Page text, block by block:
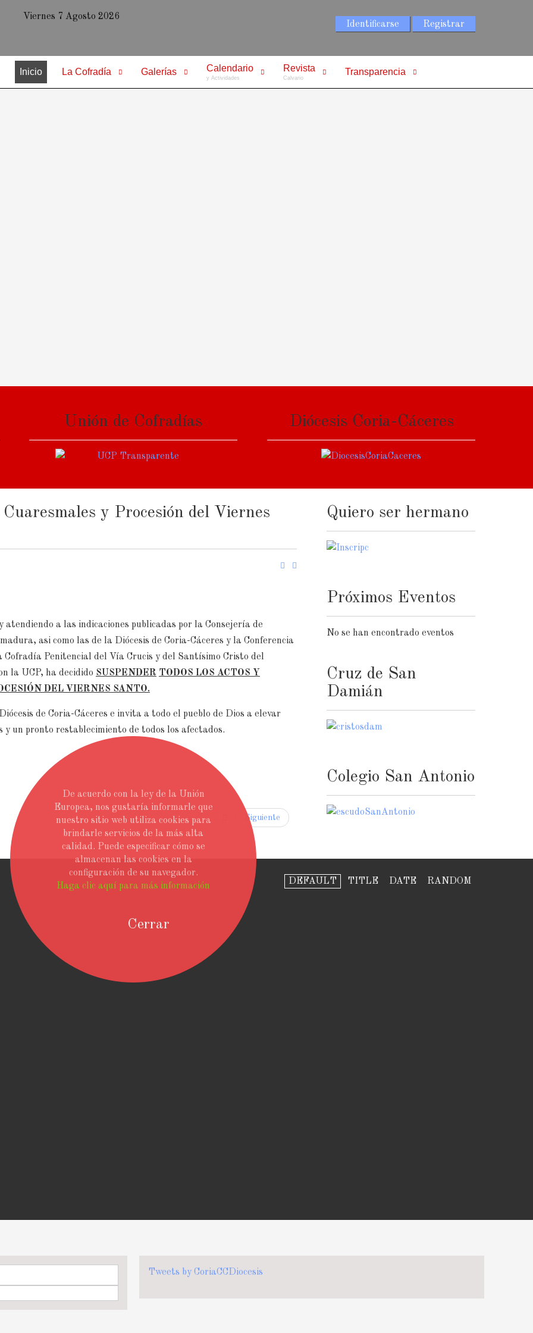
Cerrar
De acuerdo con la ley de la Unión
Europea, nos gustaría informarle que
nuestro sitio web utiliza cookies para
brindarle servicios de la más alta
calidad. Puede especificar cómo se
almacenan las cookies en la
configuración de su navegador.
Haga clic aquí para más información
Viernes 7 Agosto 2026
Identificarse
Registrar
Inicio La Cofradía Galerías Calendario
y Actividades
Revista
Calvario
Transparencia
Unión de Cofradías Diócesis Coria-Cáceres
y Procesión del Viernes
a las indicaciones publicadas por la Consejería de
asi como las de la Diócesis de Coria-Cáceres y la Conferencia
Cofradía Penitencial del Vía Crucis y del Santísimo Cristo del
la UCP, ha decidido SUSPENDER TODOS LOS ACTOS Y
DEL VIERNES SANTO.
de Coria-Cáceres e invita a todo el pueblo de Dios a elevar
un pronto restablecimiento de todos los afectados.
Siguiente
Quiero ser hermano
Próximos Eventos
No se han encontrado eventos
Cruz de San
Damián
Colegio San Antonio
DEFAULT TITLE DATE RANDOM
Tweets by CoriaCCDiocesis